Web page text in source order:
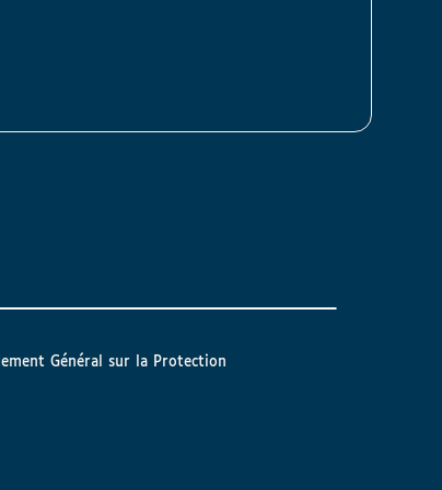
Général sur la Protection